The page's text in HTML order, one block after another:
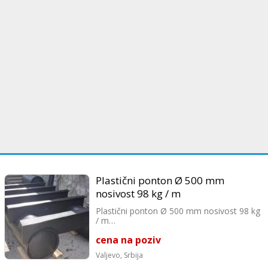
Plastični ponton Ø 500 mm
nosivost 98 kg / m
Plastični ponton Ø 500 mm nosivost 98 kg
/ m
- otporni na temperaturne oscilacije
- otporni na lom i mraz
- laki za ugradnju
cena na poziv
Valjevo, Srbija